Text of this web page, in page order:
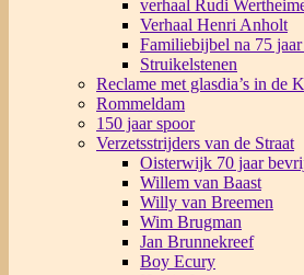
verhaal Rudi
Verhaal Henri Anholt
Familiebijbel na 75
Struikelstenen
Reclame met glasdia’s in de
Rommeldam
150 jaar spoor
Verzetsstrijders van de Straat
Oisterwijk 70 jaar
Willem van Baast
Willy van Breemen
Wim Brugman
Jan Brunnekreef
Boy Ecury